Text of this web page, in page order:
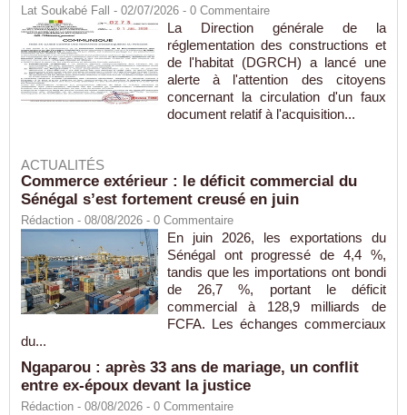
Lat Soukabé Fall - 02/07/2026 - 0 Commentaire
La Direction générale de la
réglementation des constructions et
de l'habitat (DGRCH) a lancé une
alerte à l'attention des citoyens
concernant la circulation d'un faux
document relatif à l'acquisition...
ACTUALITÉS
Commerce extérieur : le déficit commercial du
Sénégal s’est fortement creusé en juin
Rédaction - 08/08/2026 - 0 Commentaire
En juin 2026, les exportations du
Sénégal ont progressé de 4,4 %,
tandis que les importations ont bondi
de 26,7 %, portant le déficit
commercial à 128,9 milliards de
FCFA. Les échanges commerciaux
du...
Ngaparou : après 33 ans de mariage, un conflit
entre ex-époux devant la justice
Rédaction - 08/08/2026 - 0 Commentaire